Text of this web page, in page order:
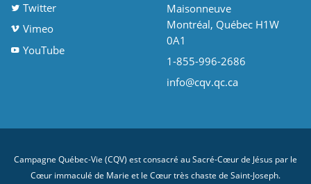
Twitter
Vimeo
YouTube
Maisonneuve
Montréal, Québec H1W
0A1
1-855-996-2686
info@cqv.qc.ca
Campagne Québec-Vie (CQV) est consacré au Sacré-Cœur de Jésus par le
Cœur immaculé de Marie et le Cœur très chaste de Saint-Joseph.